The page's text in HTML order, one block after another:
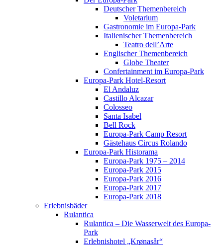
Deutscher Themenbereich
Voletarium
Gastronomie im Europa-Park
Italienischer Themenbereich
Teatro dell’Arte
Englischer Themenbereich
Globe Theater
Confertainment im Europa-Park
Europa-Park Hotel-Resort
El Andaluz
Castillo Alcazar
Colosseo
Santa Isabel
Bell Rock
Europa-Park Camp Resort
Gästehaus Circus Rolando
Europa-Park Historama
Europa-Park 1975 – 2014
Europa-Park 2015
Europa-Park 2016
Europa-Park 2017
Europa-Park 2018
Erlebnisbäder
Rulantica
Rulantica – Die Wasserwelt des Europa-
Park
Erlebnishotel „Krønasår“